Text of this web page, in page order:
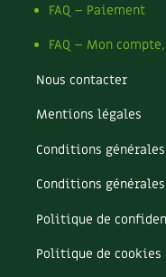
Actualités
Conseils vidéo des
Secrets d’abonné
Tous au jardin ! avec
FAQ – Paiement
FAQ – Mon
Nous contacter
Mentions légales
Conditions
Conditions
Politique de
Politique de cookies